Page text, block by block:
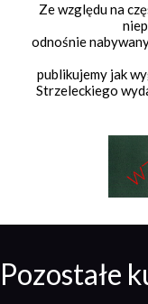
Ze względu na
odnośnie
publikujemy jak
Strzeleckiego
Pozostałe